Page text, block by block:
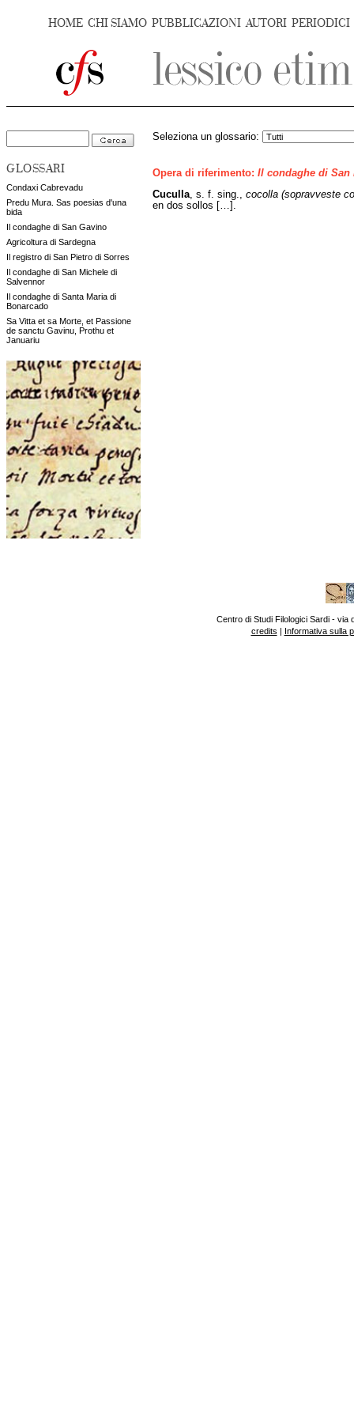
HOME CHI SIAMO PUBBLICAZIONI AUTORI PERIODICI
GLOSSARI
Condaxi Cabrevadu
Predu Mura. Sas poesias d'una
bida
Il condaghe di San Gavino
Agricoltura di Sardegna
Il registro di San Pietro di Sorres
Il condaghe di San Michele di
Salvennor
Il condaghe di Santa Maria di
Bonarcado
Sa Vitta et sa Morte, et Passione
de sanctu Gavinu, Prothu et
Januariu
Seleziona un glossario:
Opera di riferimento: Il condaghe di San
Cuculla , s. f. sing., cocolla (sopravveste
en dos sollos […].
Centro di Studi Filologici Sardi - via
credits | Informativa sulla